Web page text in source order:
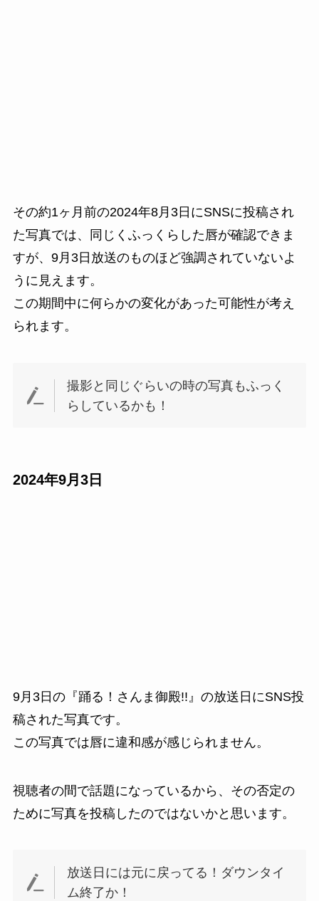
その約1ヶ月前の2024年8月3日にSNSに投稿され
た写真では、同じくふっくらした唇が確認できま
すが、9月3日放送のものほど強調されていないよ
うに見えます。
この期間中に何らかの変化があった可能性が考え
られます。
撮影と同じぐらいの時の写真もふっく
らしているかも！
2024年9月3日
9月3日の『踊る！さんま御殿!!』の放送日にSNS投
稿された写真です。
この写真では唇に違和感が感じられません。
視聴者の間で話題になっているから、その否定の
ために写真を投稿したのではないかと思います。
放送日には元に戻ってる！ダウンタイ
ム終了か！